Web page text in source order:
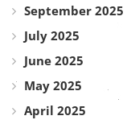
September 2025
July 2025
June 2025
May 2025
April 2025